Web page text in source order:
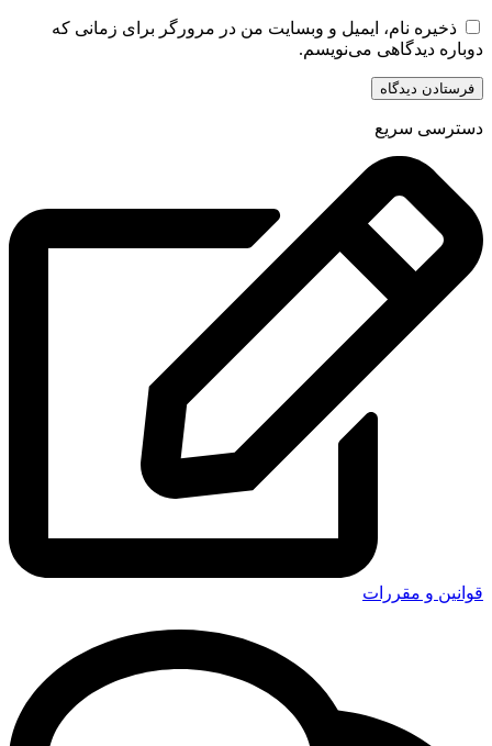
ذخیره نام، ایمیل و وبسایت من در مرورگر برای زمانی که
دوباره دیدگاهی می‌نویسم.
دسترسی سریع
قوانین و مقررات